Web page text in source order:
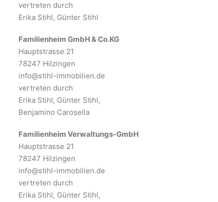
vertreten durch
Erika Stihl, Günter Stihl
Familienheim GmbH & Co.KG
Hauptstrasse 21
78247 Hilzingen
info@stihl-immobilien.de
vertreten durch
Erika Stihl, Günter Stihl,
Benjamino Carosella
Familienheim Verwaltungs-GmbH
Hauptstrasse 21
78247 Hilzingen
info@stihl-immobilien.de
vertreten durch
Erika Stihl, Günter Stihl,